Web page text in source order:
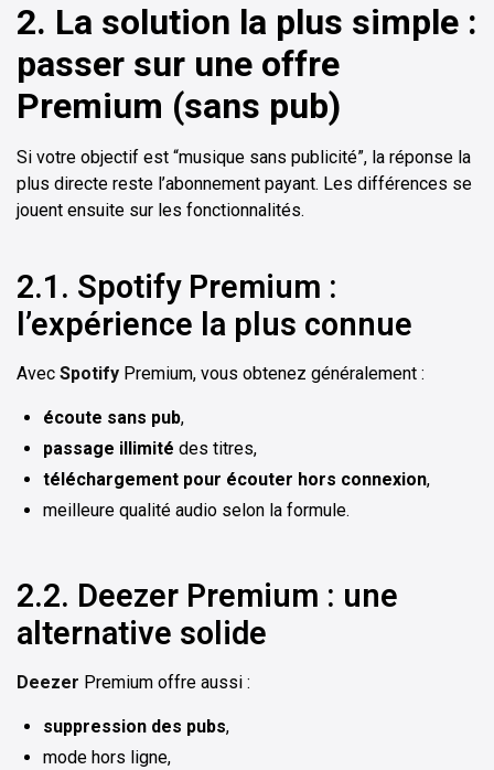
2. La solution la plus simple :
passer sur une offre
Premium (sans pub)
Si votre objectif est “musique sans publicité”, la réponse la
plus directe reste l’abonnement payant. Les différences se
jouent ensuite sur les fonctionnalités.
2.1. Spotify Premium :
l’expérience la plus connue
Avec Spotify Premium, vous obtenez généralement :
écoute sans pub,
passage illimité des titres,
téléchargement pour écouter hors connexion,
meilleure qualité audio selon la formule.
2.2. Deezer Premium : une
alternative solide
Deezer Premium offre aussi :
suppression des pubs,
mode hors ligne,